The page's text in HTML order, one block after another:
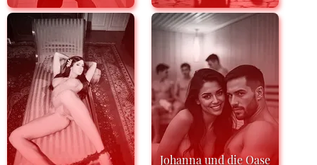
Johanna und die Oase